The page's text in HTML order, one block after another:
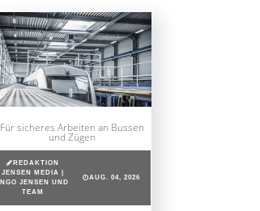
Für sicheres Arbeiten an Bussen
und Zügen
REDAKTION
JENSEN MEDIA |
INGO JENSEN UND
TEAM
AUG. 04, 2026